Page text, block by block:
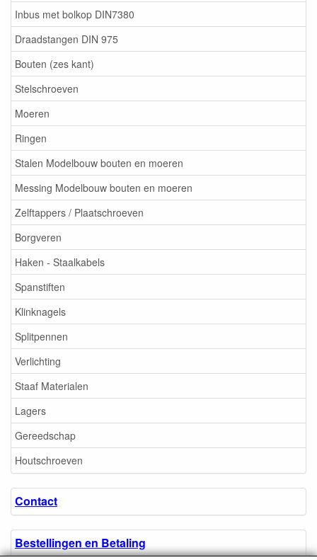
Inbus met bolkop DIN7380
Draadstangen DIN 975
Bouten (zes kant)
Stelschroeven
Moeren
Ringen
Stalen Modelbouw bouten en moeren
Messing Modelbouw bouten en moeren
Zelftappers / Plaatschroeven
Borgveren
Haken - Staalkabels
Spanstiften
Klinknagels
Splitpennen
Verlichting
Staaf Materialen
Lagers
Gereedschap
Houtschroeven
Contact
Bestellingen en Betaling